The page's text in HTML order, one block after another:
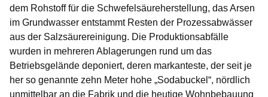
dem Rohstoff für die Schwefelsäureherstellung, das Arsen
im Grundwasser entstammt Resten der Prozessabwässer
aus der Salzsäurereinigung. Die Produktionsabfälle
wurden in mehreren Ablagerungen rund um das
Betriebsgelände deponiert, deren markanteste, der seit je
her so genannte zehn Meter hohe „Sodabuckel“, nördlich
unmittelbar an die Fabrik und die heutige Wohnbebauung